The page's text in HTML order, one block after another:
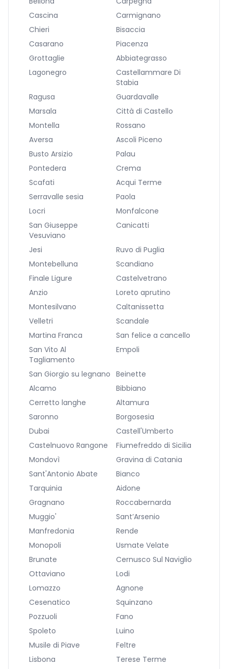
Cascina
Carmignano
Chieri
Bisaccia
Casarano
Piacenza
Grottaglie
Abbiategrasso
Lagonegro
Castellammare Di
Stabia
Ragusa
Guardavalle
Marsala
Città di Castello
Montella
Rossano
Aversa
Ascoli Piceno
Busto Arsizio
Palau
Pontedera
Crema
Scafati
Acqui Terme
Serravalle sesia
Paola
Locri
Monfalcone
San Giuseppe
Vesuviano
Canicatti
Jesi
Ruvo di Puglia
Montebelluna
Scandiano
Finale Ligure
Castelvetrano
Anzio
Loreto aprutino
Montesilvano
Caltanissetta
Velletri
Scandale
Martina Franca
San felice a cancello
San Vito Al
Tagliamento
Empoli
San Giorgio su legnano Beinette
Alcamo
Bibbiano
Cerretto langhe
Altamura
Saronno
Borgosesia
Dubai
Castell'Umberto
Castelnuovo Rangone
Fiumefreddo di Sicilia
Mondovì
Gravina di Catania
Sant'Antonio Abate
Bianco
Tarquinia
Aidone
Gragnano
Roccabernarda
Muggio'
Sant’Arsenio
Manfredonia
Rende
Monopoli
Usmate Velate
Brunate
Cernusco Sul Naviglio
Ottaviano
Lodi
Lomazzo
Agnone
Cesenatico
Squinzano
Pozzuoli
Fano
Spoleto
Luino
Musile di Piave
Feltre
Lisbona
Terese Terme